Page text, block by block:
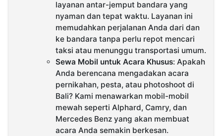
layanan antar-jemput bandara yang
nyaman dan tepat waktu. Layanan ini
memudahkan perjalanan Anda dari dan
ke bandara tanpa perlu repot mencari
taksi atau menunggu transportasi umum.
Sewa Mobil untuk Acara Khusus: Apakah
Anda berencana mengadakan acara
pernikahan, pesta, atau photoshoot di
Bali? Kami menawarkan mobil-mobil
mewah seperti Alphard, Camry, dan
Mercedes Benz yang akan membuat
acara Anda semakin berkesan.